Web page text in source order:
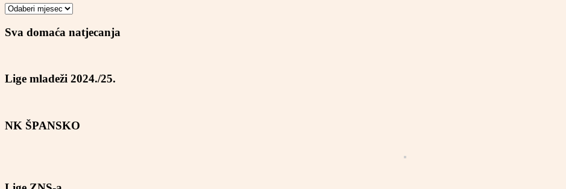
Arhiva
Sva domaća natjecanja
Lige mladeži 2024./25.
NK ŠPANSKO